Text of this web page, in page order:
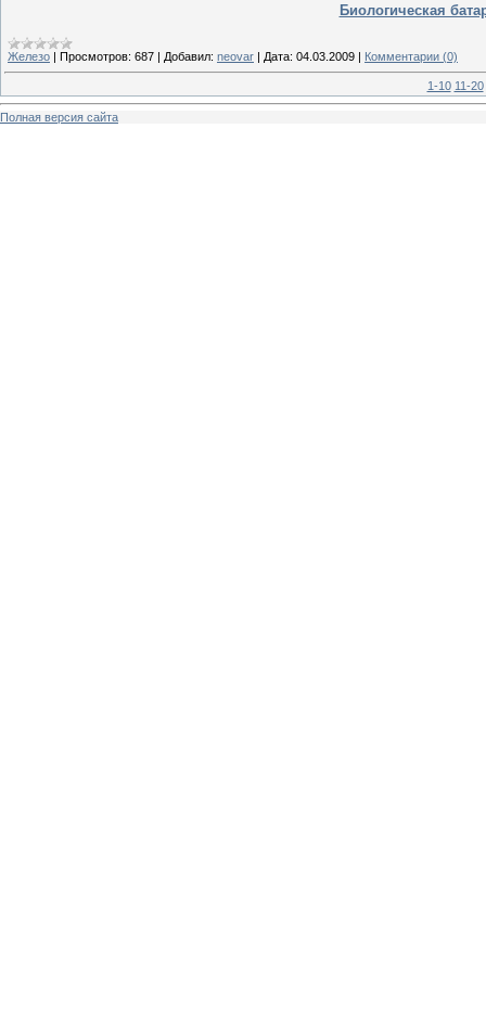
Биологическая
Железо | Просмотров: 687 | Добавил: neovar | Дата: 04.03.2009 | Комментарии (0)
1-10 11-20
Полная версия сайта